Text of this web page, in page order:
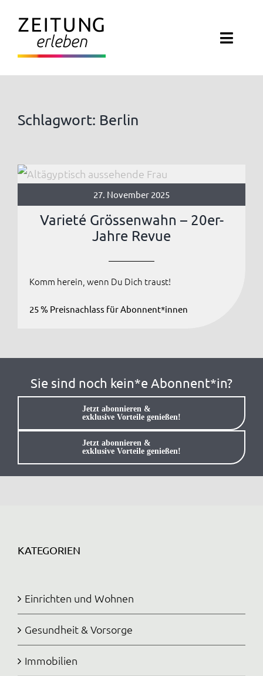
Inhalt
springen
VERANSTALTUNGEN
ZEITUNGSWELT
NEWSLETTER
Anmelden / Registrieren
Schlagwort: Berlin
27. November 2025
Varieté Grössenwahn – 20er-
Jahre Revue
Komm herein, wenn Du Dich traust!
25 % Preisnachlass für Abonnent*innen
Sie sind noch kein*e Abonnent*in?
Jetzt abonnieren &
exklusive Vorteile genießen!
Jetzt abonnieren &
exklusive Vorteile genießen!
KATEGORIEN
Einrichten und Wohnen
Gesundheit & Vorsorge
Immobilien